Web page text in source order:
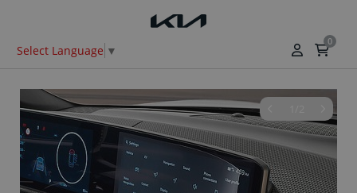
Select Language ▼
0